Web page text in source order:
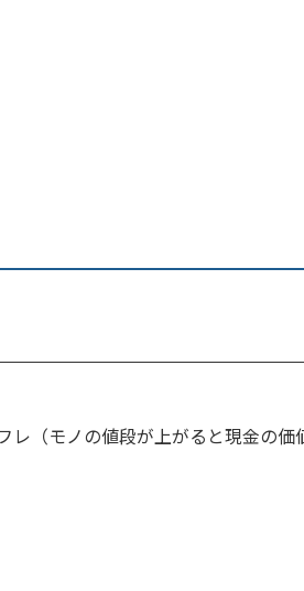
（モノの値段が上がると現金の価